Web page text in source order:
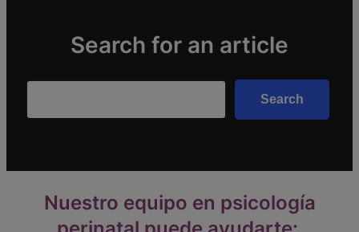
Search for an article
Search
Nuestro equipo en psicología